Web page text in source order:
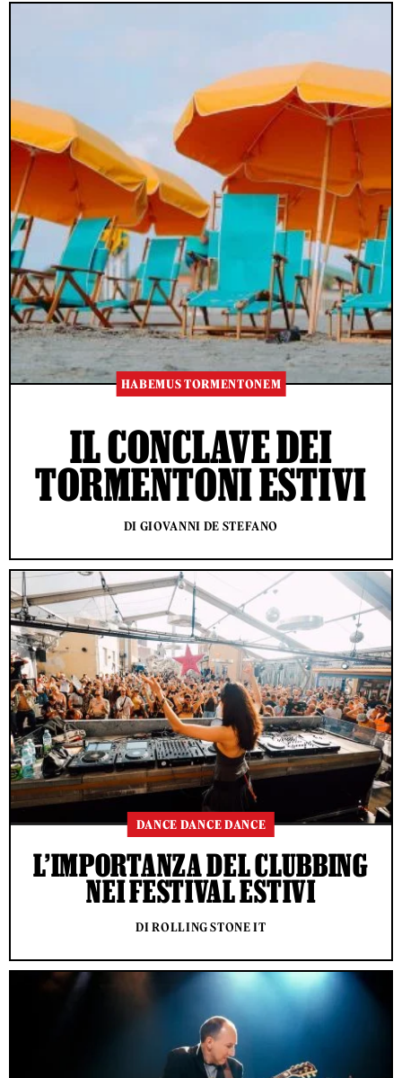
HABEMUS TORMENTONEM
IL CONCLAVE DEI
TORMENTONI ESTIVI
DI GIOVANNI DE STEFANO
DANCE DANCE DANCE
L’IMPORTANZA DEL CLUBBING
NEI FESTIVAL ESTIVI
DI ROLLING STONE IT